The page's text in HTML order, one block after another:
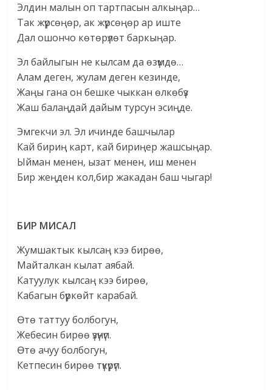
Элдин малын оп тартпасын алкыңар…
Так жүрсөңөр, ак жүрсөңөр ар иште
Дал ошончо көтөрүлөт баркыңар.
Эл байлыгын не кылсам да өзүмдө…
Алам деген, жулам деген кезинде,
Жаңы гана он бешке чыккан өлкөбүз
Жаш балаңдай дайым турсун эсиңде.
Эмгекчи эл. Эл ичинде башчылар
Кай бириң карт, кай бириңер жашсыңар.
Ыйман менен, ызат менен, иш менен
Бир жеңден кол,бир жакадан баш чыгар!
БИР МИСАЛ
Жумшактык кылсаң кээ бирөө,
Майталкан кылат аябай.
Катуулук кылсаң кээ бирөө,
Кабагын бүркөйт карабай.
Өтө таттуу болбогун,
Жебесин бирөө үзүнүп.
Өтө ачуу болбогун,
Кетпесин бирөө түкүрүп.